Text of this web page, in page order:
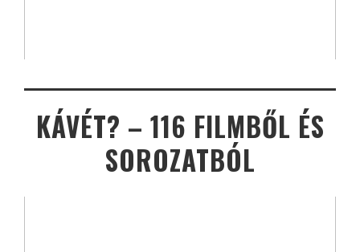
KÁVÉT? – 116 FILMBŐL ÉS
SOROZATBÓL